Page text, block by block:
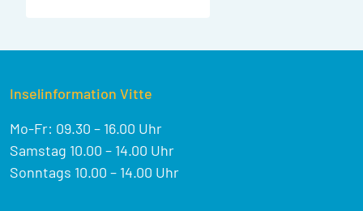
Inselinformation Vitte
Mo-Fr: 09.30 – 16.00 Uhr
Samstag 10.00 – 14.00 Uhr
Sonntags 10.00 – 14.00 Uhr